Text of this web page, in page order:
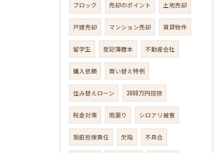
ブロック 売却のポイント 土地売却
戸建売却 マンション売却 賃貸物件
留学生 登記簿謄本 不動産会社
購入依頼 買い替え特例
住み替えローン 3000万円控除
税金対策 雨漏り シロアリ被害
瑕疵担保責任 欠陥 不具合